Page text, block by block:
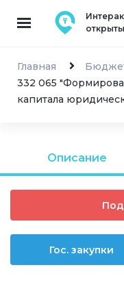
Главная
332 065
капитала
Описание
Гос. закупки